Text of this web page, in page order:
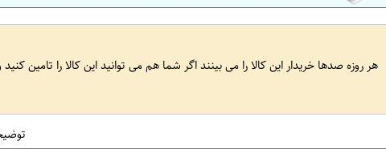
هر روزه صدها خریدار این کالا را می بینند اگر شما هم می توانید این کالا را تامین